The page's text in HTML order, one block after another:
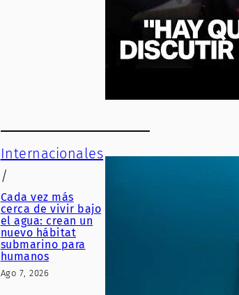
Internacionales
/
Cada vez más
cerca de vivir bajo
el agua: crean un
nuevo hábitat
submarino para
humanos
Ago 7, 2026